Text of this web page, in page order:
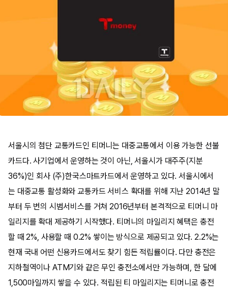
서울시의 첨단 교통카드인 티머니는 대중교통에서 이용 가능한 선불
카드다. 사기업에서 운영하는 것이 아닌, 서울시가 대주주(지분
36%)인 회사 (주)한국스마트카드에서 운영하고 있다. 서울시에서
는 대중교통 활성화와 교통카드 서비스 확대를 위해 지난 2014년 말
부터 두 번의 시범서비스를 거쳐 2016년부터 본격적으로 티머니 마
일리지를 확대 제공하기 시작했다. 티머니의 마일리지 혜택은 충전
할 때 2%, 사용할 때 0.2% 쌓이는 방식으로 제공되고 있다. 2.2%는
현재 국내 어떤 신용카드에서도 찾기 힘든 적립률이다. 다만 충전은
지하철역이나 ATM기와 같은 무인 충전소에서만 가능하며, 한 달에
1,500마일까지 쌓을 수 있다. 적립된 티 마일리지는 티머니로 충전